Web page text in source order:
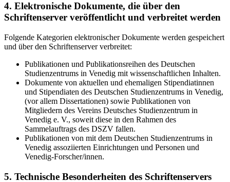
4. Elektronische Dokumente, die über den
Schriftenserver veröffentlicht und verbreitet werden
Folgende Kategorien elektronischer Dokumente werden gespeichert
und über den Schriftenserver verbreitet:
Publikationen und Publikationsreihen des Deutschen
Studienzentrums in Venedig mit wissenschaftlichen Inhalten.
Dokumente von aktuellen und ehemaligen Stipendiatinnen
und Stipendiaten des Deutschen Studienzentrums in Venedig,
(vor allem Dissertationen) sowie Publikationen von
Mitgliedern des Vereins Deutsches Studienzentrum in
Venedig e. V., soweit diese in den Rahmen des
Sammelauftrags des DSZV fallen.
Publikationen von mit dem Deutschen Studienzentrums in
Venedig assoziierten Einrichtungen und Personen und
Venedig-Forscher/innen.
5. Technische Besonderheiten des Schriftenservers